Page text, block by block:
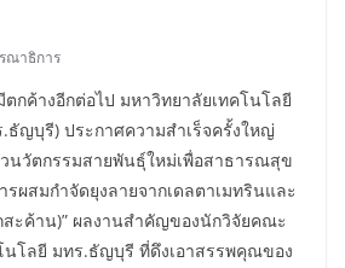
ณาธิการ
ตกค้างอีกต่อไป มหาวิทยาลัยเทคโนโลยี
ญบุรี) ประกาศความสำเร็จครั้งใหญ่
นวัตกรรมสายพันธุ์ใหม่เพื่อสาธารณสุข
ผสมกำจัดยุงลายจากเดลตาเมทรินและ
สะค้าน)” ผลงานสำคัญของนักวิจัยคณะ
นโลยี มทร.ธัญบุรี ที่ดึงเอาสรรพคุณของ